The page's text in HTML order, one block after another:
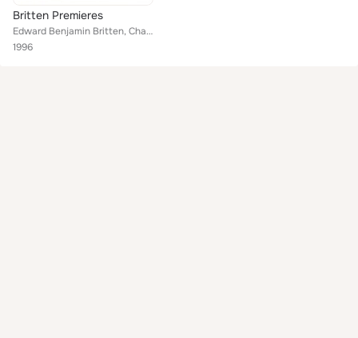
Britten Premieres
Edward Benjamin Britten, Charles Brill Orchestra, Britten Orchestra, Clifford Curzo, Morriston Boys' Choir & Maira Korchinska
1996